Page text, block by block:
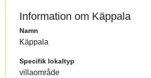
Information om Käppala
Namn
Käppala
Specifik lokaltyp
villaområde